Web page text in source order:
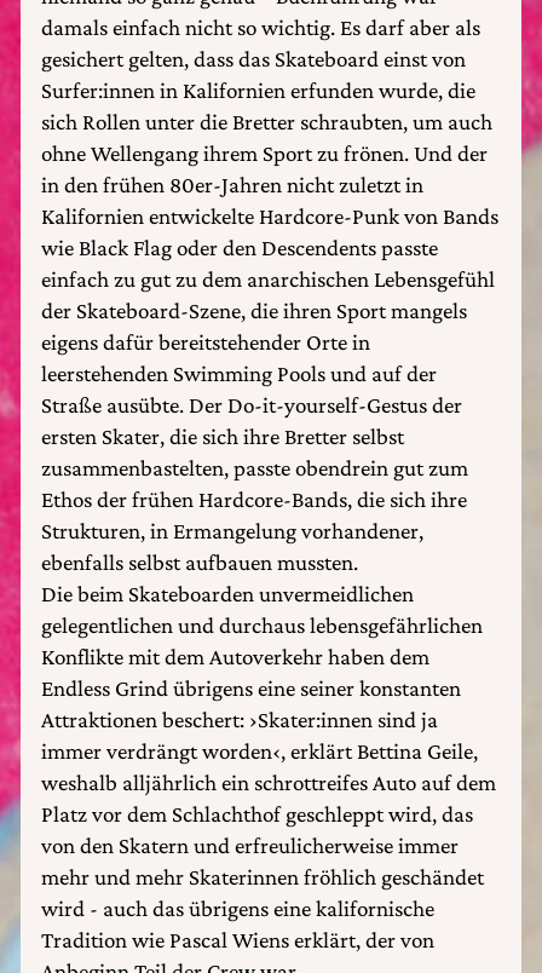
damals einfach nicht so wichtig. Es darf aber als
gesichert gelten, dass das Skateboard einst von
Surfer:innen in Kalifornien erfunden wurde, die
sich Rollen unter die Bretter schraubten, um auch
ohne Wellengang ihrem Sport zu frönen. Und der
in den frühen 80er-Jahren nicht zuletzt in
Kalifornien entwickelte Hardcore-Punk von Bands
wie Black Flag oder den Descendents passte
einfach zu gut zu dem anarchischen Lebensgefühl
der Skateboard-Szene, die ihren Sport mangels
eigens dafür bereitstehender Orte in
leerstehenden Swimming Pools und auf der
Straße ausübte. Der Do-it-yourself-Gestus der
ersten Skater, die sich ihre Bretter selbst
zusammenbastelten, passte obendrein gut zum
Ethos der frühen Hardcore-Bands, die sich ihre
Strukturen, in Ermangelung vorhandener,
ebenfalls selbst aufbauen mussten.
Die beim Skateboarden unvermeidlichen
gelegentlichen und durchaus lebensgefährlichen
Konflikte mit dem Autoverkehr haben dem
Endless Grind übrigens eine seiner konstanten
Attraktionen beschert: ›Skater:innen sind ja
immer verdrängt worden‹, erklärt Bettina Geile,
weshalb alljährlich ein schrottreifes Auto auf dem
Platz vor dem Schlachthof geschleppt wird, das
von den Skatern und erfreulicherweise immer
mehr und mehr Skaterinnen fröhlich geschändet
wird - auch das übrigens eine kalifornische
Tradition wie Pascal Wiens erklärt, der von